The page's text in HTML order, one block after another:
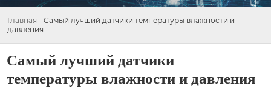
Главная - Самый лучший датчики температуры влажности и
давления
Самый лучший датчики
температуры влажности и давления